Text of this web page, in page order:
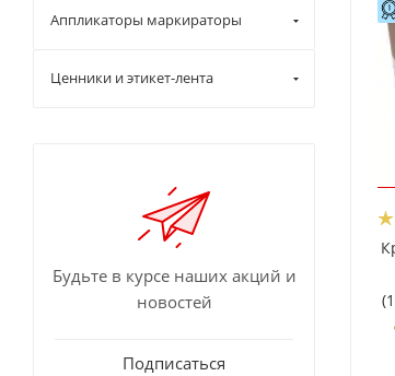
Аппликаторы маркираторы
Ценники и этикет-лента
Будьте в курсе наших акций и
новостей
Подписаться